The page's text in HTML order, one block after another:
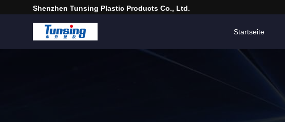
Shenzhen Tunsing Plastic Products Co., Ltd.
Startseite